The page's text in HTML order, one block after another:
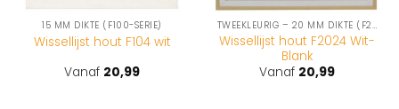
15 MM DIKTE (F100-SERIE)
Wissellijst hout F104 wit
Vanaf 20,99
TWEEKLEURIG – 20 MM DIKTE (F2024-SERIE)
Wissellijst hout F2024 Wit-
Blank
Vanaf 20,99